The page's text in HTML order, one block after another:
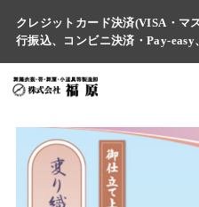
クレジットカード決済(VISA・マ
行振込、コンビニ決済・Pay-easy